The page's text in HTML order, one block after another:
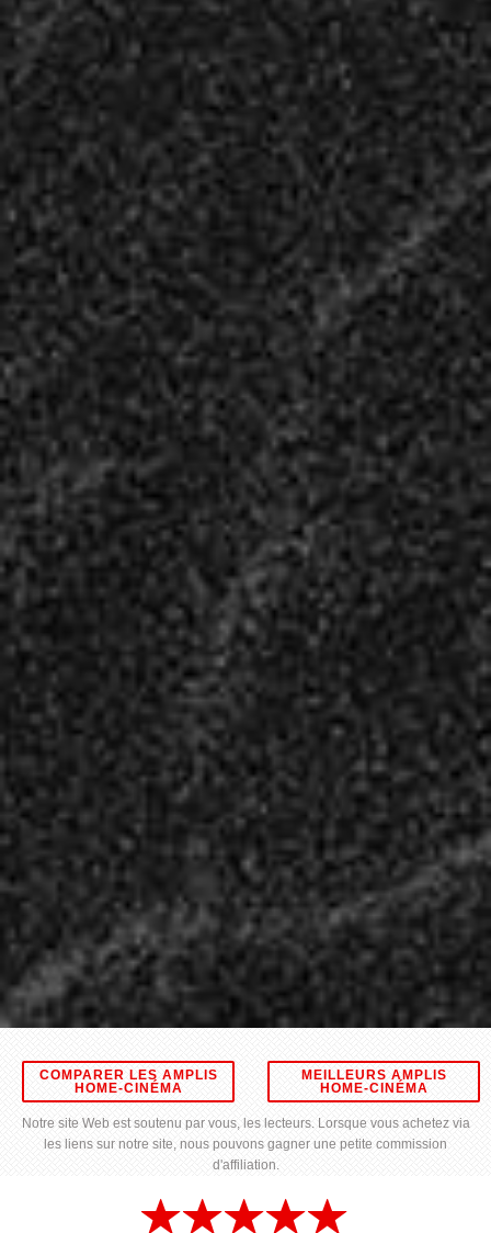
COMPARER LES AMPLIS
HOME-CINÉMA
MEILLEURS AMPLIS
HOME-CINÉMA
Notre site Web est soutenu par vous, les lecteurs. Lorsque vous achetez via
les liens sur notre site, nous pouvons gagner une petite commission
d'affiliation.